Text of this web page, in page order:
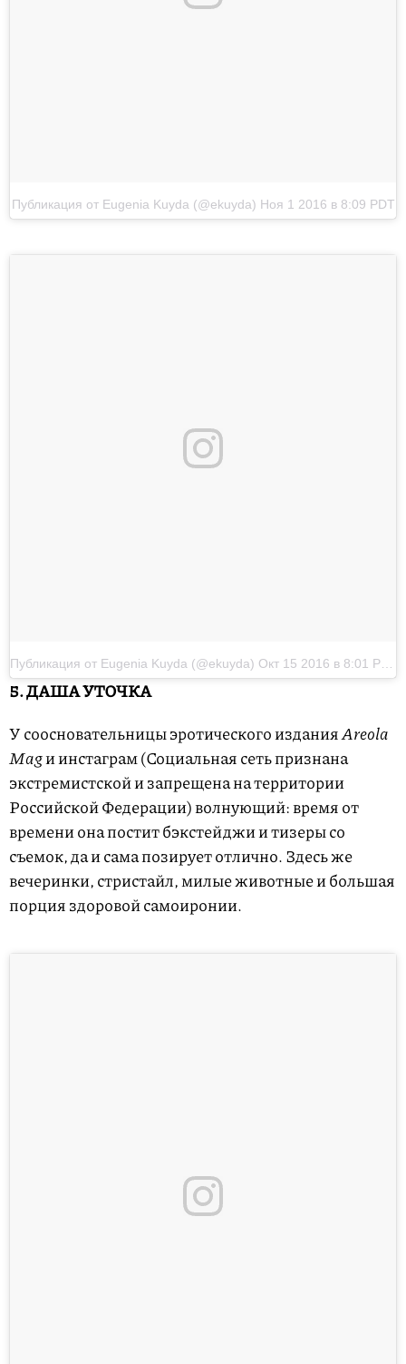
Публикация от Eugenia Kuyda (@ekuyda) Ноя 1 2016 в 8:09 PDT
Публикация от Eugenia Kuyda (@ekuyda) Окт 15 2016 в 8:01 PDT
5. ДАША УТОЧКА
У соосновательницы эротического изданияAreola
Magи инстаграм (Социальная сеть признана
экстремистской и запрещена на территории
Российской Федерации) волнующий: время от
времени она постит бэкстейджи и тизеры со
съемок, да и сама позирует отлично. Здесь же
вечеринки, стристайл, милые животные и большая
порция здоровой самоиронии.